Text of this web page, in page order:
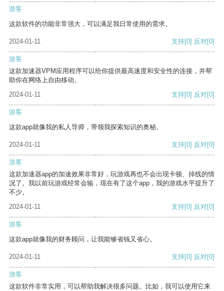
游客
这款软件的功能非常强大，可以满足我日常使用的需求。
2024-01-11 支持[0] 反对[0]
游客
这款加速器VPM应用程序可以给你提供最高速度和安全性的连接，并帮
助你在网络上自由移动。
2024-01-11
支持[0] 反对[0]
游客
这款app就像我的私人导师，带领我探索知识的奥秘。
2024-01-11 支持[0] 反对[0]
游客
这款加速器app的加速效果非常好，玩游戏再也不会出现卡顿、掉线的情
况了。我以前玩游戏经常会输，现在有了这个app，我的游戏水平提升了
不少。
2024-01-11
支持[0] 反对[0]
游客
这款app就像我的财务顾问，让我能够省钱又省心。
2024-01-11 支持[0] 反对[0]
游客
这款软件非常实用，可以帮助我解决很多问题。比如，我可以使用它来